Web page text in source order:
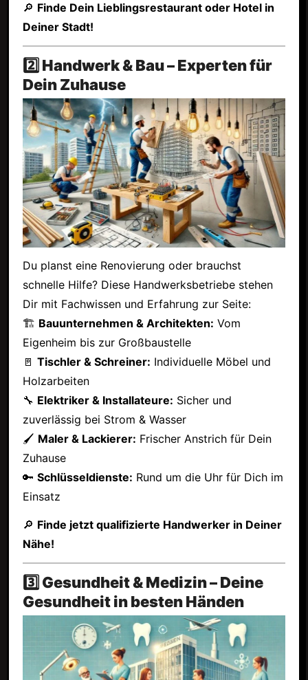
🔎 Finde Dein Lieblingsrestaurant oder Hotel in
Deiner Stadt!
2️⃣ Handwerk & Bau – Experten für
Dein Zuhause
Du planst eine Renovierung oder brauchst
schnelle Hilfe? Diese Handwerksbetriebe stehen
Dir mit Fachwissen und Erfahrung zur Seite:
🏗 Bauunternehmen & Architekten: Vom
Eigenheim bis zur Großbaustelle
🚪 Tischler & Schreiner: Individuelle Möbel und
Holzarbeiten
🔧 Elektriker & Installateure: Sicher und
zuverlässig bei Strom & Wasser
🖌 Maler & Lackierer: Frischer Anstrich für Dein
Zuhause
🔑 Schlüsseldienste: Rund um die Uhr für Dich im
Einsatz
🔎 Finde jetzt qualifizierte Handwerker in Deiner
Nähe!
3️⃣ Gesundheit & Medizin – Deine
Gesundheit in besten Händen